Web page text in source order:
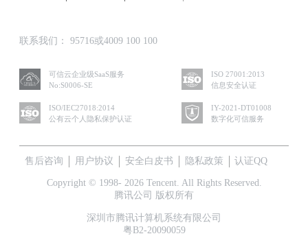
联系我们：95716或4009 100 100
可信云企业级SaaS服务
No:S0006-SE
ISO 27001:2013
信息安全认证
ISO/IEC27018:2014
公有云个人隐私保护认证
IY-2021-DT01008
数字化可信服务
售后咨询 用户协议 安全白皮书 隐私政策 认证QQ
Copyright © 1998- 2026 Tencent. All Rights Reserved.
腾讯公司 版权所有
深圳市腾讯计算机系统有限公司
粤B2-20090059